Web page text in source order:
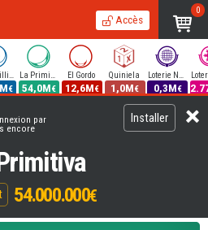
Accès
0
Euromillions
€
La Primitiva
54,0M€
El Gordo
12,6M€
Quiniela
1,0M€
Loterie Nationale
0,3M€
par
encore
Installer
54.000.000€